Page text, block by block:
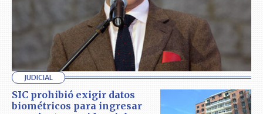
JUDICIAL
SIC prohibió exigir datos
biométricos para ingresar